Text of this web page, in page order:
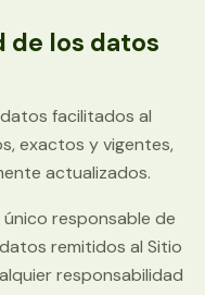
de los datos
facilitados al
exactos y vigentes,
actualizados.
único responsable de
remitidos al Sitio
responsabilidad